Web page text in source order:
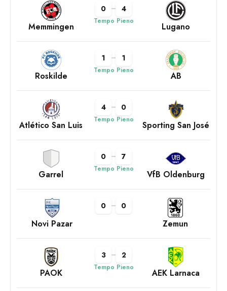
Memmingen
0 4
Tempo Pieno Lugano
Roskilde
1 1
Tempo Pieno AB
Atlético San Luis
4 0
Tempo Pieno Sporting San José
Garrel
0 7
Tempo Pieno VfB Oldenburg
Novi Pazar
0 0
Zemun
PAOK
3 2
Tempo Pieno AEK Larnaca